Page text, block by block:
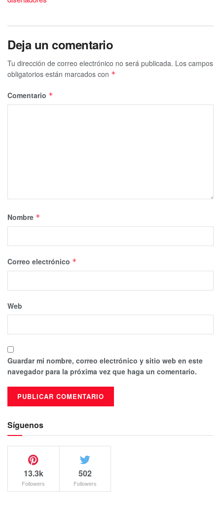
Deja un comentario
Tu dirección de correo electrónico no será publicada. Los campos
obligatorios están marcados con *
Comentario *
Nombre *
Correo electrónico *
Web
Guardar mi nombre, correo electrónico y sitio web en este
navegador para la próxima vez que haga un comentario.
Síguenos
13.3k
Followers
502
Followers